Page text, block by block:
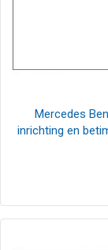
Mercedes
inrichting en